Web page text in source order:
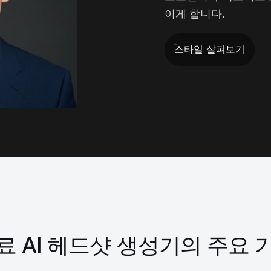
이게 합니다.
스타일 살펴보기
AI 헤드샷 생성기의 주요